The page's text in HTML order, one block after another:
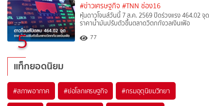
5
#ข่าวเศรษฐกิจ #TNN ช่อง16
หุ้นดาวโจนส์วันนี้ 7 ส.ค. 2569 ปิดร่วงแรง 464.02 จุด
ราคาน้ำมันปรับตัวขึ้นตลาดวิตกกังวลเงินเฟ้อ
77
แท็กยอดนิยม
#สภาพอากาศ #ย่อโลกเศรษฐกิจ #กรมอุตุนิยมวิทยา